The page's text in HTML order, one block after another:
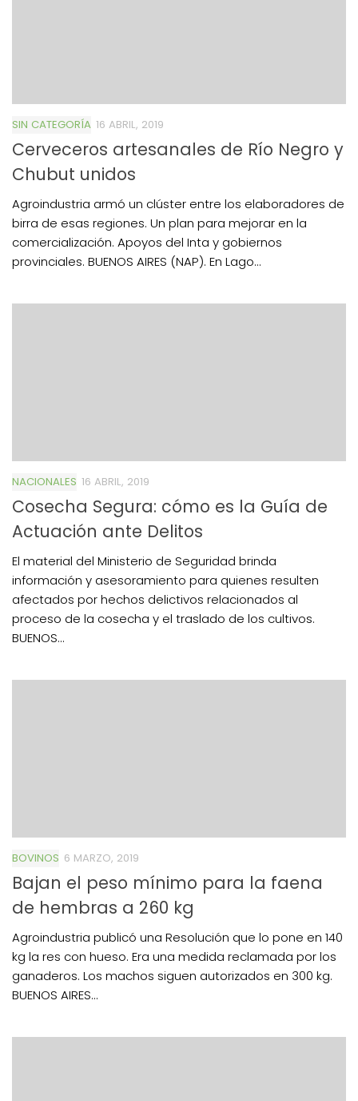
SIN CATEGORÍA 16 ABRIL, 2019
Cerveceros artesanales de Río Negro y
Chubut unidos
Agroindustria armó un clúster entre los elaboradores de
birra de esas regiones. Un plan para mejorar en la
comercialización. Apoyos del Inta y gobiernos
provinciales. BUENOS AIRES (NAP). En Lago...
NACIONALES 16 ABRIL, 2019
Cosecha Segura: cómo es la Guía de
Actuación ante Delitos
El material del Ministerio de Seguridad brinda
información y asesoramiento para quienes resulten
afectados por hechos delictivos relacionados al
proceso de la cosecha y el traslado de los cultivos.
BUENOS...
BOVINOS 6 MARZO, 2019
Bajan el peso mínimo para la faena
de hembras a 260 kg
Agroindustria publicó una Resolución que lo pone en 140
kg la res con hueso. Era una medida reclamada por los
ganaderos. Los machos siguen autorizados en 300 kg.
BUENOS AIRES...